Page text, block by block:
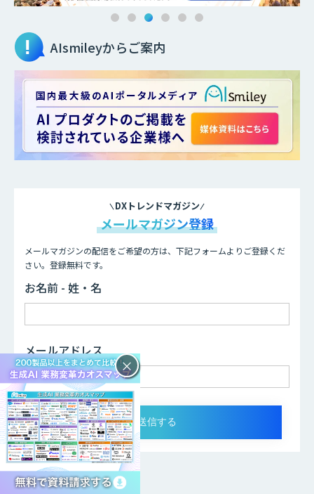
AIsmileyからご案内
DXトレンドマガジン
メールマガジン登録
メールマガジンの配信をご希望の方は、下記フォームよりご登録くだ
さい。登録無料です。
お名前 - 姓・名
メールアドレス
×